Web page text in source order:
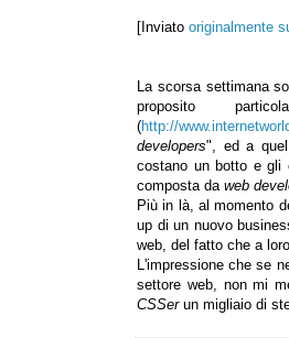
[Inviato originalmente
La scorsa settimana
proposito
(http://
developers", ed a
costano un botto e gli
composta da web
Più in là, al momento
up di un nuovo
web, del fatto che a
L'impressione che se
settore web, non mi
CSSerun migliaio di